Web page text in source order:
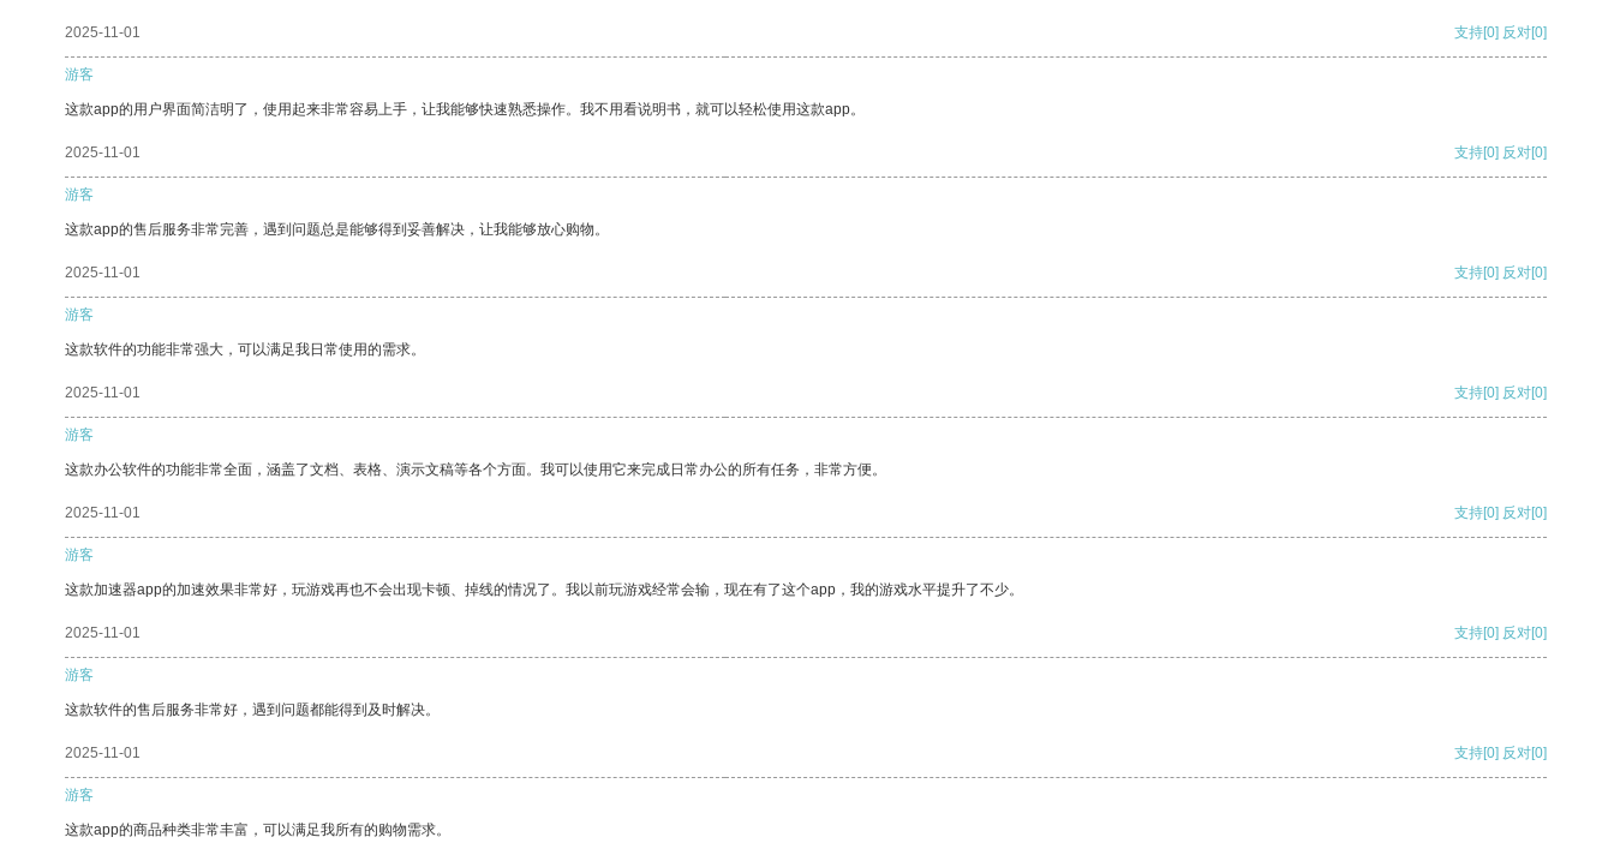
2025-11-01 支持[0] 反对[0]
游客
这款app的用户界面简洁明了，使用起来非常容易上手，让我能够快速熟悉操作。我不用看说明书，就可以轻松使用这款app。
2025-11-01 支持[0] 反对[0]
游客
这款app的售后服务非常完善，遇到问题总是能够得到妥善解决，让我能够放心购物。
2025-11-01 支持[0] 反对[0]
游客
这款软件的功能非常强大，可以满足我日常使用的需求。
2025-11-01 支持[0] 反对[0]
游客
这款办公软件的功能非常全面，涵盖了文档、表格、演示文稿等各个方面。我可以使用它来完成日常办公的所有任务，非常方便。
2025-11-01 支持[0] 反对[0]
游客
这款加速器app的加速效果非常好，玩游戏再也不会出现卡顿、掉线的情况了。我以前玩游戏经常会输，现在有了这个app，我的游戏水平提升了不少。
2025-11-01 支持[0] 反对[0]
游客
这款软件的售后服务非常好，遇到问题都能得到及时解决。
2025-11-01 支持[0] 反对[0]
游客
这款app的商品种类非常丰富，可以满足我所有的购物需求。